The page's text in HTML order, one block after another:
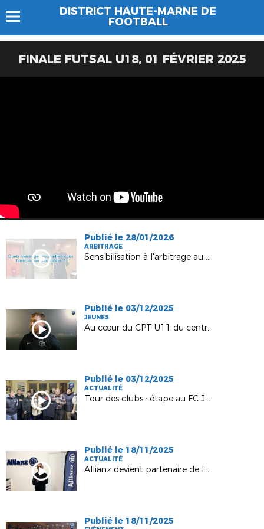
DISTRICT HAUTE-MARNE DE
FOOTBALL
FINALE FUTSAL U18, 01 FÉVRIER 2025
Publié le 28/01/2026
ARBITRAGE
Sensibilisation à l'arbitrage au collège de Prauthoy
Publié le 03/12/2025
JEUNES
Au cœur du CPT U11 du centre / sud
Publié le 03/12/2025
ACTUALITÉ
Tour des clubs : étape au FC Joinville Vecqueville
Publié le 18/11/2025
ACTUALITÉ
Allianz devient partenaire de la D1 !
Publié le 18/11/2025